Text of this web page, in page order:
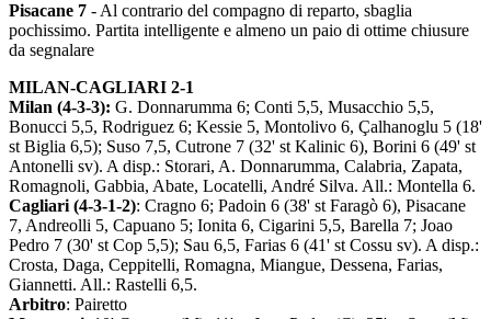
Pisacane 7 - Al contrario del compagno di reparto, sbaglia
pochissimo. Partita intelligente e almeno un paio di ottime chiusure
da segnalare
MILAN-CAGLIARI 2-1
Milan (4-3-3): G. Donnarumma 6; Conti 5,5, Musacchio 5,5,
Bonucci 5,5, Rodriguez 6; Kessie 5, Montolivo 6, Çalhanoglu 5 (18'
st Biglia 6,5); Suso 7,5, Cutrone 7 (32' st Kalinic 6), Borini 6 (49' st
Antonelli sv). A disp.: Storari, A. Donnarumma, Calabria, Zapata,
Romagnoli, Gabbia, Abate, Locatelli, André Silva. All.: Montella 6.
Cagliari (4-3-1-2): Cragno 6; Padoin 6 (38' st Faragò 6), Pisacane
7, Andreolli 5, Capuano 5; Ionita 6, Cigarini 5,5, Barella 7; Joao
Pedro 7 (30' st Cop 5,5); Sau 6,5, Farias 6 (41' st Cossu sv). A disp.:
Crosta, Daga, Ceppitelli, Romagna, Miangue, Dessena, Farias,
Giannetti. All.: Rastelli 6,5.
Arbitro: Pairetto